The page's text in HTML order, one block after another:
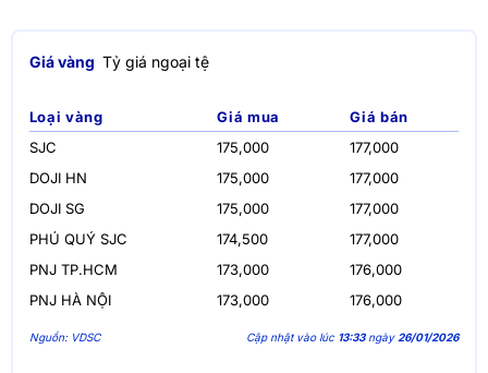
Giá vàng Tỷ giá ngoại tệ
Loại vàng Giá mua
Giá bán
SJC
175,000
177,000
DOJI HN
175,000
177,000
DOJI SG
175,000
177,000
PHÚ QUÝ SJC
174,500
177,000
PNJ TP.HCM
173,000
176,000
PNJ HÀ NỘI
173,000 176,000
Nguồn: VDSC Cập nhật vào lúc 13:33ngày 26/01/2026